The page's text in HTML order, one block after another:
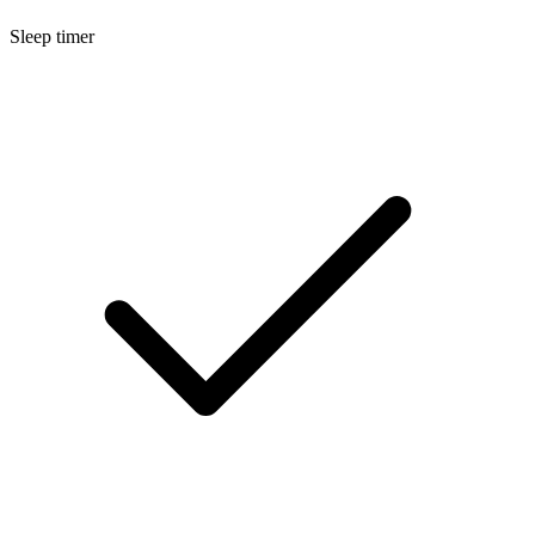
Sleep timer